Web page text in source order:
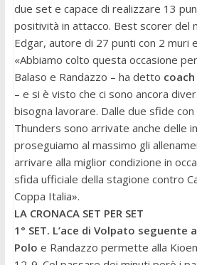
due set e capace di realizzare 13
positività in attacco. Best scorer del
Edgar, autore di 27 punti con 2 muri
«Abbiamo colto questa occasione
Balaso e Randazzo – ha detto
– e si è visto che ci sono ancora
bisogna lavorare. Dalle due sfide con
Thunders sono arrivate anche delle
proseguiamo al massimo gli
arrivare alla miglior condizione in
sfida ufficiale della stagione contro
Coppa Italia».
LA CRONACA SET PER SET
1° SET. L’ace di Volpato seguente
Polo e Randazzo permette alla